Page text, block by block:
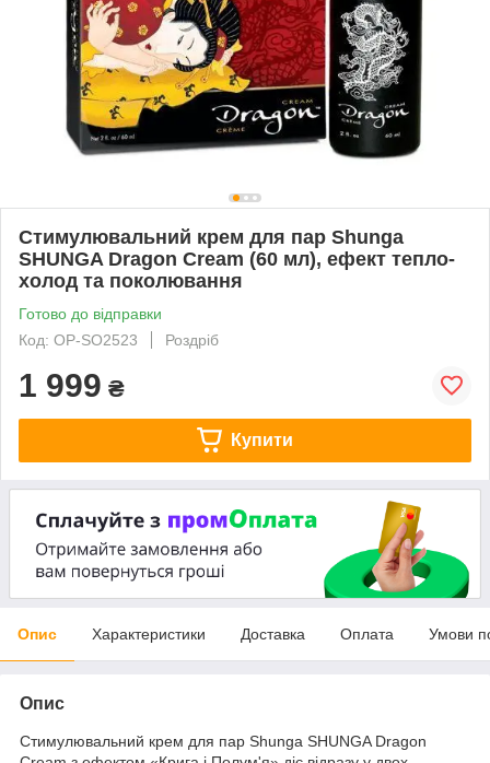
Стимулювальний крем для пар Shunga
SHUNGA Dragon Cream (60 мл), ефект тепло-
холод та поколювання
Готово до відправки
Код: OP-SO2523
Роздріб
1 999 ₴
Купити
Опис Характеристики Доставка Оплата Умови
Опис
Стимулювальний крем для пар Shunga SHUNGA Dragon